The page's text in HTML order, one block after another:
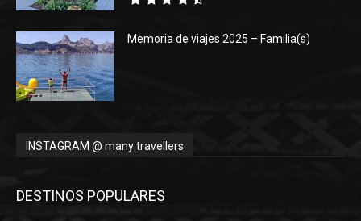
Memoria de viajes 2025 – Familia(s)
INSTAGRAM @ many travellers
DESTINOS POPULARES